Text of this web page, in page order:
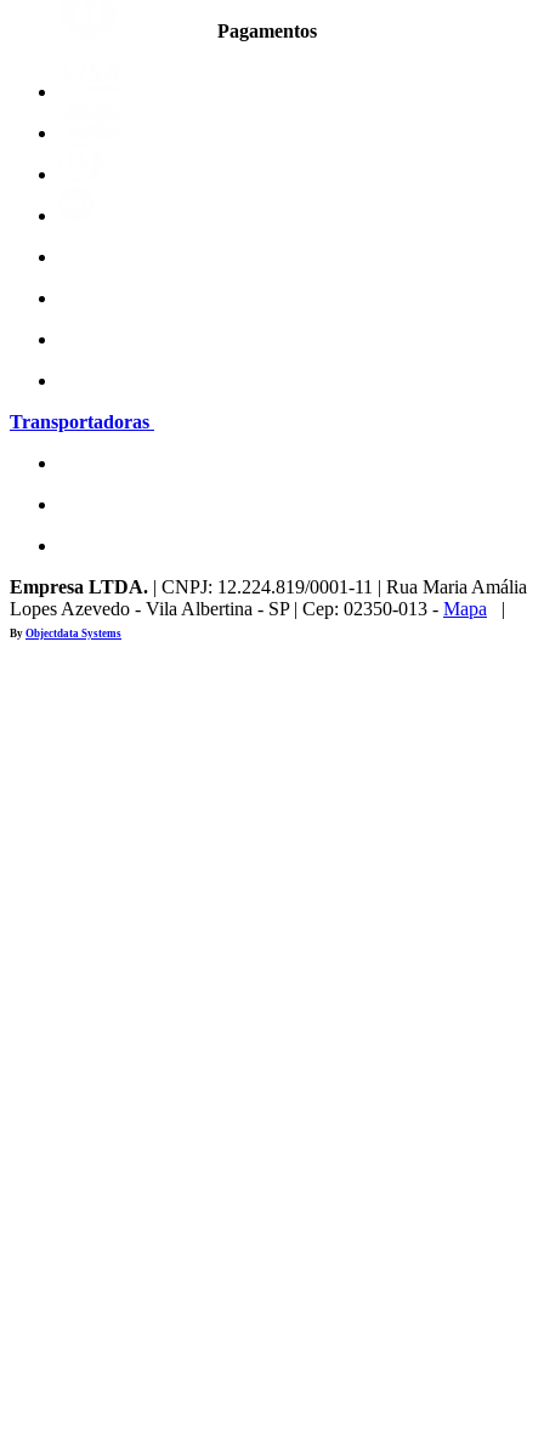
Pagamentos
Transportadoras
Empresa LTDA. | CNPJ: 12.224.819/0001-11 | Rua Maria Amália
Lopes Azevedo - Vila Albertina - SP | Cep: 02350-013 - Mapa |
By Objectdata Systems